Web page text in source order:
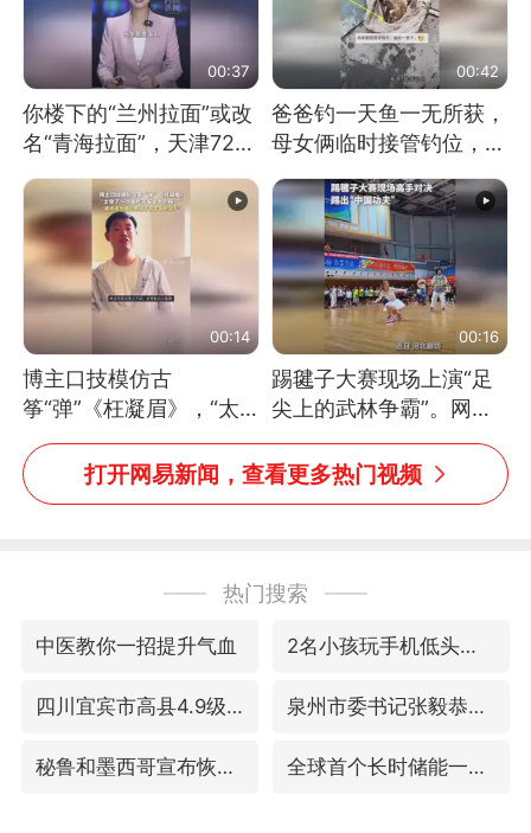
00:37
你楼下的“兰州拉面”或改
名“青海拉面”，天津72家
面馆已集体更换招牌
00:42
爸爸钓一天鱼一无所获，
母女俩临时接管钓位，用
玩具鱼竿钓上大鱼
00:14
博主口技模仿古
筝“弹”《枉凝眉》，“太
像了～你是吃古筝长大的
吗？”“或将成为首位考级
不带古筝的选手。”（来
00:16
踢毽子大赛现场上演“足
尖上的武林争霸”。网
友：这哪是踢毽子，分明
是武侠片现场！#睡个好
打开网易新闻，查看更多热门视频
热门搜索
中医教你一招提升气血 2名小孩玩手机低头幅度近乎折叠
四川宜宾市高县4.9级地震致1人死亡 泉州市委书记张毅恭被查
秘鲁和墨西哥宣布恢复外交关系 全球首个长时储能一体化产业园量产